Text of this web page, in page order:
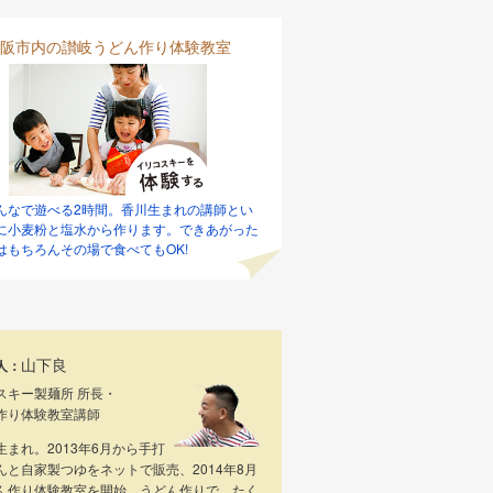
市内の讃岐うどん作り体験教室
なで遊べる2時間。香川生まれの講師とい
小麦粉と塩水から作ります。できあがった
もちろんその場で食べてもOK!
： 山下良
キー製麺所 所長・
り体験教室講師
まれ。2013年6月から手打
と自家製つゆをネットで販売、2014年8月